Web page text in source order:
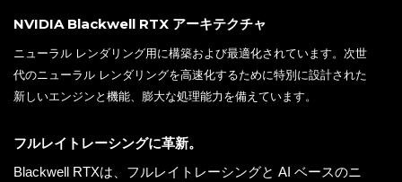
NVIDIA Blackwell RTX アーキテクチャ
ニューラル レンダリング用に構築および最適化されています。次世
代のニューラル レンダリングを高速化するために特別に設計された
新しいエンジンと機能、膨大な処理能力を備えています。
フルレイトレーシングに革新。
Blackwell RTXは、フルレイトレーシングと AI ベースのニ